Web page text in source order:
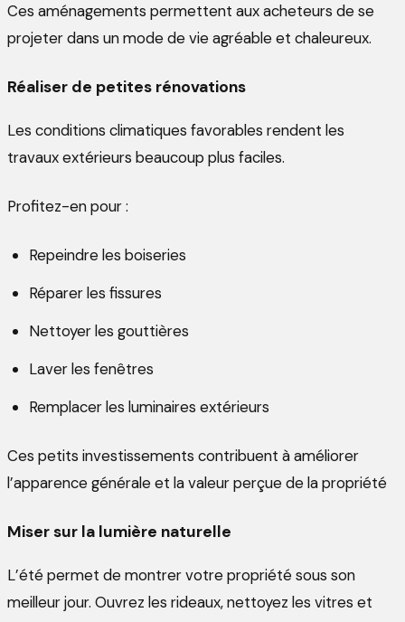
Ces aménagements permettent aux acheteurs de se
projeter dans un mode de vie agréable et chaleureux.
Réaliser de petites rénovations
Les conditions climatiques favorables rendent les
travaux extérieurs beaucoup plus faciles.
Profitez-en pour :
Repeindre les boiseries
Réparer les fissures
Nettoyer les gouttières
Laver les fenêtres
Remplacer les luminaires extérieurs
Ces petits investissements contribuent à améliorer
l’apparence générale et la valeur perçue de la propriété
Miser sur la lumière naturelle
L’été permet de montrer votre propriété sous son
meilleur jour. Ouvrez les rideaux, nettoyez les vitres et